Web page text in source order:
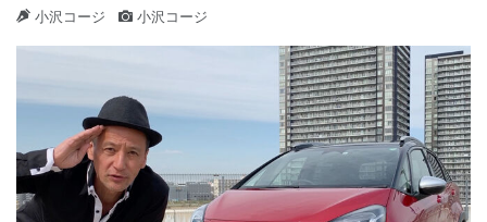
小沢コージ
小沢コージ